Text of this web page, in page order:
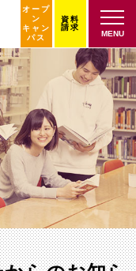
オープ
ン
キャン
パス
資料
請求
MENU